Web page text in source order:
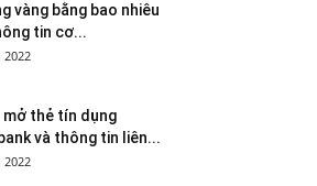
vàng bằng bao nhiêu
tin cơ...
2022
mở thẻ tín dụng
và thông tin liên...
2022